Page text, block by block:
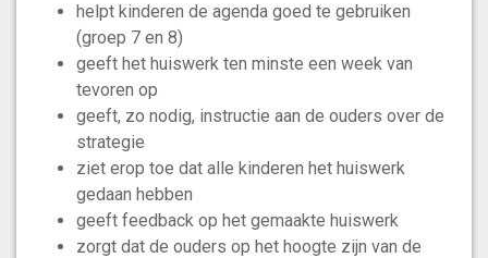
helpt kinderen de agenda goed te gebruiken
(groep 7 en 8)
geeft het huiswerk ten minste een week van
tevoren op
geeft, zo nodig, instructie aan de ouders over de
strategie
ziet erop toe dat alle kinderen het huiswerk
gedaan hebben
geeft feedback op het gemaakte huiswerk
zorgt dat de ouders op het hoogte zijn van de